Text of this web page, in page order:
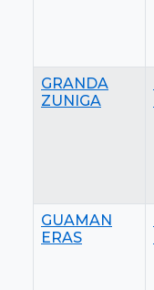
GRANDA
ZUNIGA
GUAMAN
ERAS